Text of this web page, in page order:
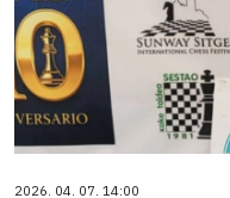
2026. 04. 07. 14:00